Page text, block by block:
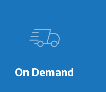
On Demand